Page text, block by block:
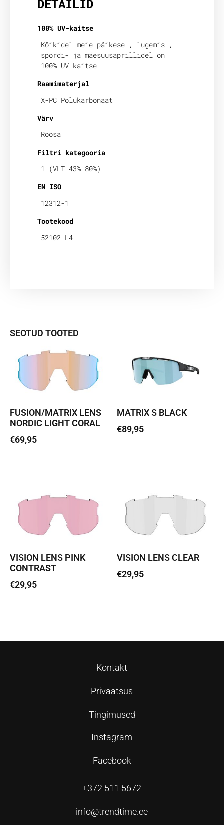
DETAILID
100% UV-kaitse
Kõikidel meie päikese-, lugemis-,
spordi- ja mäesuusaprillidel on
100% UV-kaitse
Raamimaterjal
X-PC Polükarbonaat
Värv
Roosa
Filtri kategooria
1 (VLT 43%-80%)
EN ISO
12312-1
Tootekood
52102-L4
SEOTUD TOOTED
FUSION/MATRIX LENS
NORDIC LIGHT CORAL
€69,95
MATRIX S BLACK
€89,95
VISION LENS PINK
CONTRAST
€29,95
VISION LENS CLEAR
€29,95
Kontakt
Privaatsus
Tingimused
Instagram
Facebook
+372 511 5672
info@trendtime.ee